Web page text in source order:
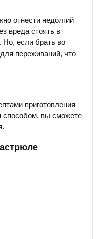
отнести недолгий
вреда стоять в
Но, если брать во
переживаний, что
приготовления
вы сможете